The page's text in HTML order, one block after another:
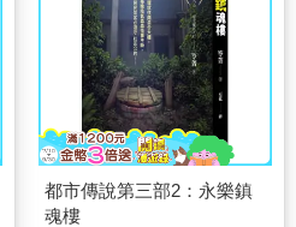
都市傳說第三部2：永樂鎮
魂樓